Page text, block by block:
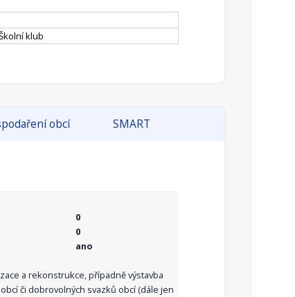
klub
obcí SMART
0
0
ano
a rekonstrukce, případně výstavba
či dobrovolných svazků obcí (dále jen